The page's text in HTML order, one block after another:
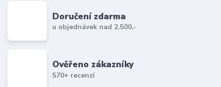
Doručení zdarma
u objednávek nad 2.500,-
Ověřeno zákazníky
570+ recenzí